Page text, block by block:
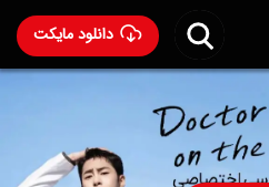
دانلود مایکت
- Doctor on the Edge